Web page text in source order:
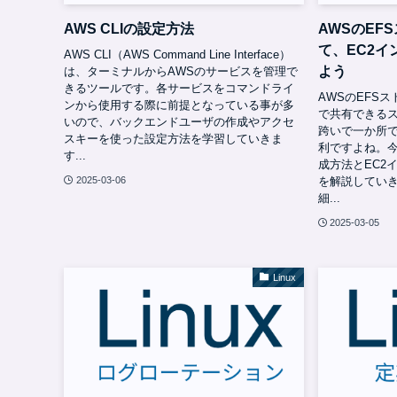
AWS CLIの設定方法
AWS CLI（AWS Command Line Interface）
は、ターミナルからAWSのサービスを管理で
きるツールです。各サービスをコマンドライ
ンから使用する際に前提となっている事が多
いので、バックエンドユーザの作成やアクセ
スキーを使った設定方法を学習していきま
す...
2025-03-06
AWSのEFS
て、EC2イ
よう
AWSのEFSス
で共有できる
跨いで一か所
利ですよね。
成方法とEC2
を解説してい
細...
2025-03-05
Linux